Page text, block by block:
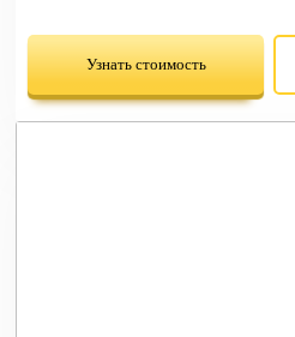
Узнать стоимость